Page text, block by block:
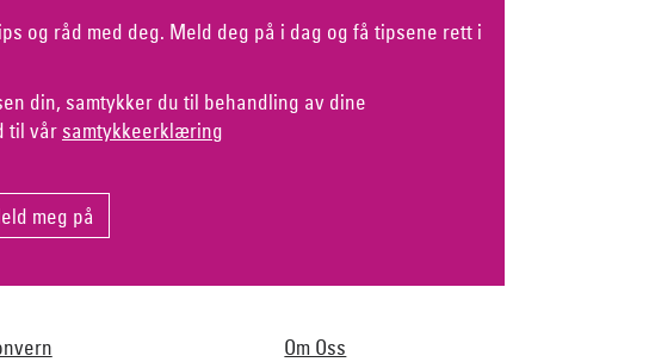
og råd med deg. Meld deg på i dag og få tipsene rett i
din, samtykker du til behandling av dine
til vår samtykkeerklæring
Om Oss